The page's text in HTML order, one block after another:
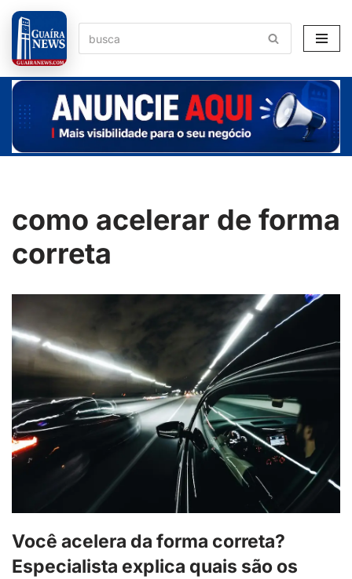
Pular
para
o
conteúdo
como acelerar de forma
correta
Você acelera da forma correta?
Especialista explica quais são os